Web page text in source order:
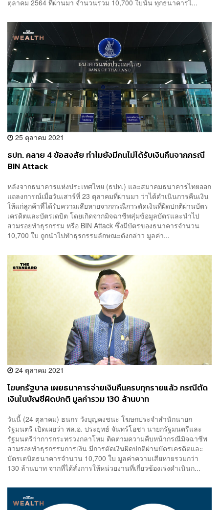
ตุลาคม 2564 ที่ผ่านมา จำนวนรวม 10,700 ใบนั้น ทุกธนาคารไ...
25 ตุลาคม 2021
ธปท. คลาย 4 ข้อสงสัย ทำไมยังมีคนไม่ได้รับเงินคืนจากกรณี
BIN Attack
หลังจากธนาคารแห่งประเทศไทย (ธปท.) และสมาคมธนาคารไทยออก
แถลงการณ์เมื่อวันเสาร์ที่ 23 ตุลาคมที่ผ่านมา ว่าได้ดำเนินการคืนเงิน
ให้แก่ลูกค้าที่ได้รับความเสียหายจากกรณีการตัดเงินที่ผิดปกติผ่านบัตร
เครดิตและบัตรเดบิต โดยเกิดจากมิจฉาชีพสุ่มข้อมูลบัตรและนำไป
สวมรอยทำธุรกรรม หรือ BIN Attack ซึ่งมีบัตรของธนาคารจำนวน
10,700 ใบ ถูกนำไปทำธุรกรรมลักษณะดังกล่าว มูลค่า...
24 ตุลาคม 2021
โฆษกรัฐบาล เผยธนาคารจ่ายเงินคืนครบทุกรายแล้ว กรณีตัด
เงินในบัญชีผิดปกติ มูลค่ารวม 130 ล้านบาท
วันนี้ (24 ตุลาคม) ธนกร วังบุญคงชนะ โฆษกประจำสำนักนายก
รัฐมนตรี เปิดเผยว่า พล.อ. ประยุทธ์ จันทร์โอชา นายกรัฐมนตรีและ
รัฐมนตรีว่าการกระทรวงกลาโหม ติดตามความคืบหน้ากรณีมิจฉาชีพ
สวมรอยทำธุรกรรมการเงิน มีการตัดเงินผิดปกติผ่านบัตรเครดิตและ
บัตรเดบิตธนาคารจำนวน 10,700 ใบ มูลค่าความเสียหายรวมกว่า
130 ล้านบาท จากที่ได้สั่งการให้หน่วยงานที่เกี่ยวข้องเร่งดำเนินก...